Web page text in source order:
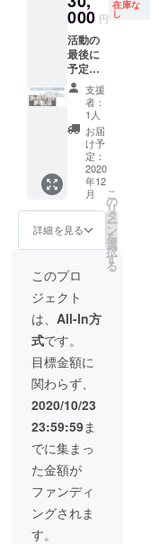
頼内容
が決
まって
いる方
は、そ
の概要
を備考
欄に記
載して
くださ
い。
時間を
予定し
ていま
す。 ※
打ち上
げはオ
ンライ
ンで実
施しま
す。
くさん
ている
ので
す。 そ
んな"沼
回"の動
画を忍
翔の反
省動画
付きで
お届け
しま
す。 忍
緒に、
沼の中
くさん
の宝物
を見つ
けてみ
か？
まし
た。 第
2期のオ
ンライ
ンプロ
部メン
バー達
も、忍
翔のも
とで素
敵な
チーム
になっ
ていく
ことを
確信し
2期メン
各々
が、そ
チーム
全体が
どんど
ん成長
してい
見てみ
ません
か？ そ
してそ
れを導
いてい
く忍翔
開催し
ている
ので、
そちら
に参加
してい
ただく
ことが
できま
す。是
非ホー
ムペー
ジを覗
いてみ
てくだ
さい。
あなた
の希望
するメ
ン
バー、
講師、
内容で
のWSを
行いた
いので
あれば
こちら
からご
支援く
ださ
い。 お
好きな
講師を
が重要
視され
る日本
の現代
社会に
おい
て、"カ
オス"と
いうも
のの観
測はそ
うそう
行われ
るもの
ではあ
りませ
かし第1
期メン
バー達
が雑談
を始め
たと
き、"そ
れ"は容
易に起
こりま
す。 た
だしお
気をつ
けくだ
さい、
あまり
に"カオ
ス"だっ
た場合
000 円
在庫な
し
活動の
最後に
予定さ
れてい
るイン
プロ
ショー
におい
て、あ
なたの
出した
お題に
合わせ
たシー
ンをつ
くらせ
ていた
だきま
す。 お
題をも
らえる
という
のは演
者に
とって
とても
嬉しい
こと
で、特
にオン
ライン
の
ショー
におい
支援
者：
1人
お届
け予
定：
2020
年12
月
詳細を見る
こ
の
リ
タ
ー
ン
を
選
択
す
る
このプロ
ジェクト
は、 All-In方
式です。
目標金額に
関わらず、
2020/10/23
23:59:59ま
でに集まっ
た金額が
ファンディ
ングされま
す。